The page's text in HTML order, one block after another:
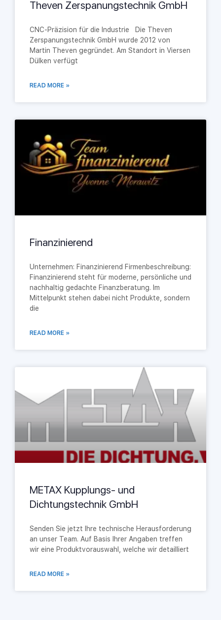
Theven Zerspanungstechnik GmbH
CNC-Präzision für die Industrie Die Theven
Zerspanungstechnik GmbH wurde 2012 von
Martin Theven gegründet. Am Standort in Viersen
Dülken verfügt
READ MORE »
Finanzinierend
Unternehmen: Finanzinierend Firmenbeschreibung:
Finanzinierend steht für moderne, persönliche und
nachhaltig gedachte Finanzberatung. Im
Mittelpunkt stehen dabei nicht Produkte, sondern
die
READ MORE »
METAX Kupplungs- und
Dichtungstechnik GmbH
Senden Sie jetzt Ihre technische Herausforderung
an unser Team. Auf Basis Ihrer Angaben treffen
wir eine Produktvorauswahl, welche wir detailliert
READ MORE »